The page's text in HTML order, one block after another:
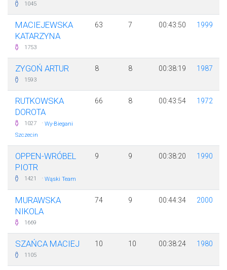
1045
MACIEJEWSKA
KATARZYNA
1753
63 7 00:43:50 1999
ZYGOŃ ARTUR
1593
8 8 00:38:19 1987
RUTKOWSKA
DOROTA
1027 · Wy-Biegani
Szczecin
66 8 00:43:54 1972
OPPEN-WRÓBEL
PIOTR
1421 · Wąski Team
9 9 00:38:20 1990
MURAWSKA
NIKOLA
1669
74 9 00:44:34 2000
SZAŃCA MACIEJ
1105
10 10 00:38:24 1980